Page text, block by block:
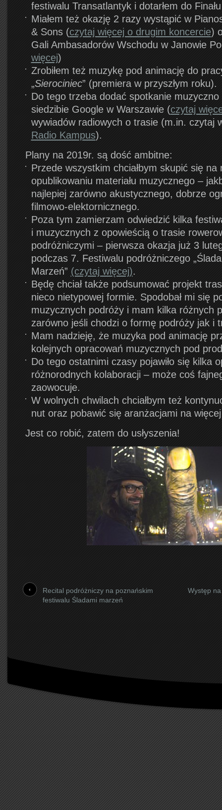
festiwalu Transatlantyk i dotarłem do
Miałem też okazję 2 razy wystąpić w
& Sons (czytaj więcej o drugim koncercie)
Gali Ambasadorów Wschodu w Janowie
więcej)
Zrobiłem też muzykę pod animację do
„Sierociniec” (premiera w przyszłym roku).
Do tego trzeba dodać spotkanie
siedzibie Google w Warszawie (czytaj
wywiadów radiowych o trasie (m.in. czytaj
Radio Kampus).
Plany na 2019r. są dość ambitne:
Przede wszystkim chciałbym skupić się na
opublikowaniu materiału muzycznego –
najlepiej zarówno akustycznego, dobrze
filmowo-elektornicznego.
Poza tym zamierzam odwiedzić kilka
i muzycznych z opowieścią o trasie
podróżniczymi – pierwsza okazja już 3
podczas 7. Festiwalu podróżniczego
Marzeń” (czytaj więcej).
Będę chciał także podsumować projekt
nieco nietypowej formie. Spodobał mi się
muzycznych podróży i mam kilka różnych
zarówno jeśli chodzi o formę podróży jak i
Mam nadzieję, że muzyka pod animację
kolejnych opracowań muzycznych pod
Do tego ostatnimi czasy pojawiło się kilka
różnorodnych kolaboracji – może coś
zaowocuje.
W wolnych chwilach chciałbym też
nut oraz pobawić się aranżacjami na
Jest co robić, zatem do usłyszenia!
Recital podróżniczy na poznańskim
festiwalu Śladami marzeń
Występ